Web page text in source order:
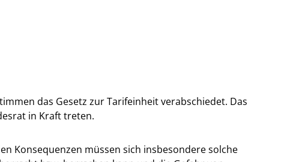
das Gesetz zur Tarifeinheit verabschiedet. Das
in Kraft treten.
Konsequenzen müssen sich insbesondere solche